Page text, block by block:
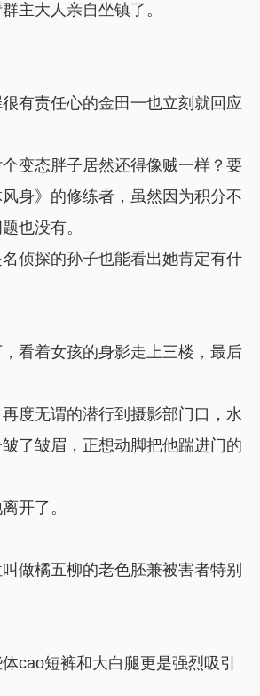
主大人亲自坐镇了。
有责任心的金田一也立刻就回应
变态胖子居然还得像贼一样？要
身》的修练者，虽然因为积分不
也没有。
侦探的孙子也能看出她肯定有什
看着女孩的身影走上三楼，最后
度无谓的潜行到摄影部门口，水
了皱眉，正想动脚把他踹进门的
开了。
做橘五柳的老色胚兼被害者特别
cao短裤和大白腿更是强烈吸引